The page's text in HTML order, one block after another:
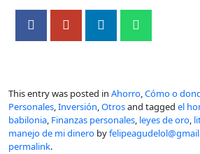
This entry was posted in Ahorro,Cómo o
Personales,Inversión,Otrosand tagged el
babilonia, Finanzas personales, leyes de oro,
manejo de mi dinero by
permalink.